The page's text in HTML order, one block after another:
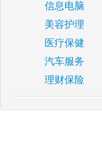
信息电脑
美容护理
医疗保健
汽车服务
理财保险